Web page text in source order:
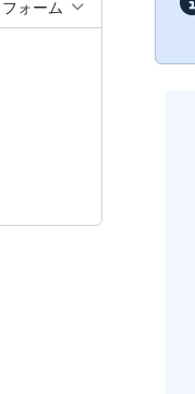
ォーム